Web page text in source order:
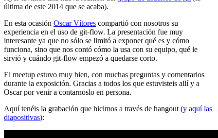
última de este 2014 que se acaba).
En esta ocasión Oscar Vítores compartió con nosotros su
experiencia en el uso de git-flow. La presentación fue muy
interesante ya que no sólo se limitó a exponer qué es y cómo
funciona, sino que nos contó cómo la usa con su equipo, qué le
sirvió y cuándo git-flow empezó a quedarse corto.
El meetup estuvo muy bien, con muchas preguntas y comentarios
durante la exposición. Gracias a todos los que estuvisteis allí y a
Oscar por venir a contarnoslo en persona.
Aquí tenéis la grabación que hicimos a través de hangout (y aquí las
diapositivas):